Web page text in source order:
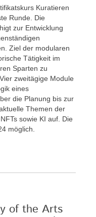
Kuratieren
Runde. Die
zur Entwicklung
Ziel der modularen
Tätigkeit im
Sparten zu
zweitägige Module
eines
die Planung bis zur
Themen der
sowie KI auf. Die
möglich.
of the Arts